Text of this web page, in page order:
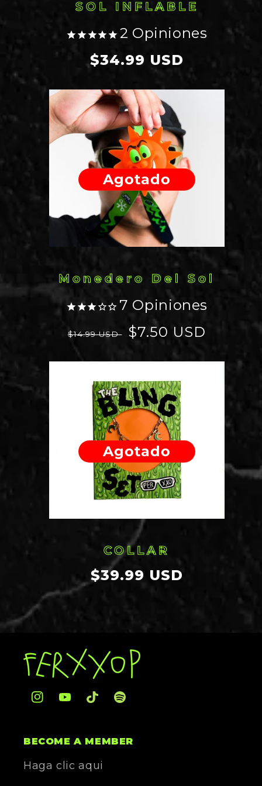
SOL INFLABLE
2 Opiniones
Precio
$34.99 USD
Agotado
Monedero Del Sol
7 Opiniones
Precio
habitual
$14.99 USD
Precio
de
$7.50 USD
Agotado
COLLAR
Precio
$39.99 USD
InstagramYouTubeTikTokTranslation
BECOME A MEMBER
Haga clic aqui